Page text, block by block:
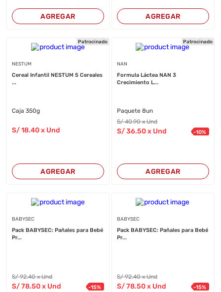
AGREGAR AGREGAR
Patrocinado
NESTUM
Cereal Infantil NESTUM 5 Cereales
...
Caja 350g
S/18.40 x Und
AGREGAR
Patrocinado
NAN
Formula Láctea NAN 3
Crecimiento L...
Paquete 8un
S/40.90 x Und
S/36.50x Und -10%
AGREGAR
BABYSEC
Pack BABYSEC: Pañales para Bebé
Pr...
S/92.40 x Und
S/78.50 x Und -15%
BABYSEC
Pack BABYSEC: Pañales para Bebé
Pr...
S/92.40 x Und
S/78.50x Und -15%